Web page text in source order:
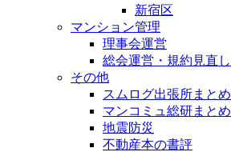
新宿区
マンション管理
理事会運営
総会運営・規約見直し
その他
スムログ出張所まとめ
マンコミュ総研まとめ
地震防災
不動産本の書評